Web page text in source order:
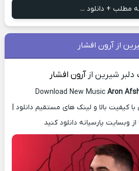
مطلب + دانلود ...
از آرون افشار
دلبر شیرین ازآرون افشار
Download New Music Aron
کیفیت بالا و لینک های مستقیم دانلود |
وبسایت پارسیانه دانلود کنید